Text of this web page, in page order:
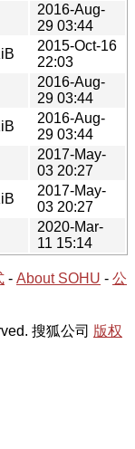
2016-Aug-
29 03:44
2015-Oct-16
22:03
2016-Aug-
29 03:44
2016-Aug-
29 03:44
2017-May-
03 20:27
2017-May-
03 20:27
2020-Mar-
11 15:14
- About SOHU - 公
搜狐公司 版权